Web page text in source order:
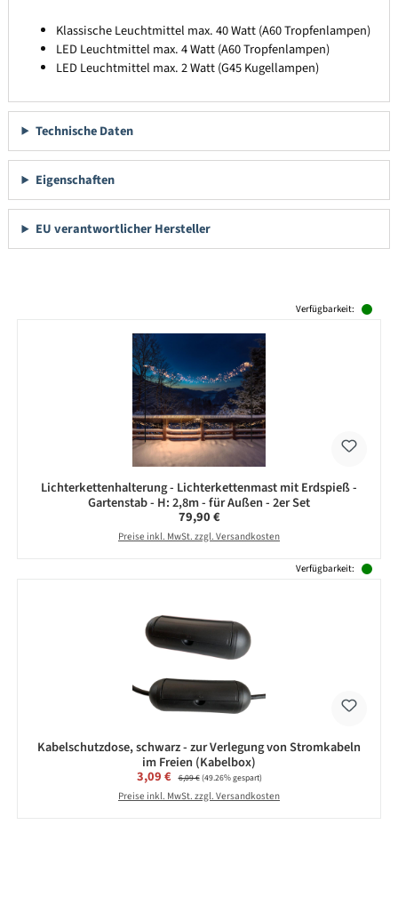
Klassische Leuchtmittel max. 40 Watt (A60 Tropfenlampen)
LED Leuchtmittel max. 4 Watt (A60 Tropfenlampen)
LED Leuchtmittel max. 2 Watt (G45 Kugellampen)
Technische Daten
Eigenschaften
EU verantwortlicher Hersteller
Verfügbarkeit:
Lichterkettenhalterung - Lichterkettenmast mit Erdspieß -
Gartenstab - H: 2,8m - für Außen - 2er Set
Regulärer Preis:
79,90 €
Preise inkl. MwSt. zzgl. Versandkosten
Verfügbarkeit:
Kabelschutzdose, schwarz - zur Verlegung von Stromkabeln
im Freien (Kabelbox)
Verkaufspreis:
3,09 € Regulärer Preis:
6,09 €(49.26% gespart)
Preise inkl. MwSt. zzgl. Versandkosten